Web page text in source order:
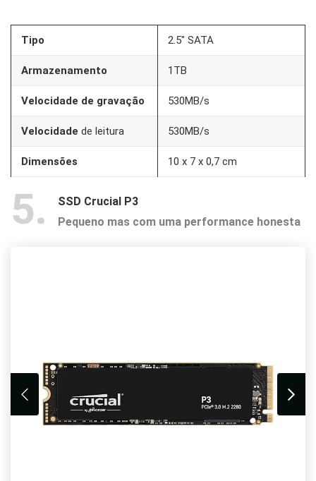
Tipo 2.5″ SATA
Armazenamento 1TB
Velocidade de gravação 530MB/s
Velocidade de leitura 530MB/s
Dimensões 10 x 7 x 0,7 cm
5
SSD Crucial P3
Pequeno mas com uma performance honesta